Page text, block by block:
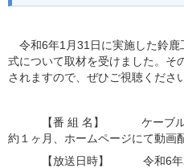
令和6年1月31日に実施した鈴
式について取材を受けました。そ
されますので、ぜひご視聴くださ
【番 組 名】 ケーブル
約１ヶ月、ホームページにて動画
【放送日時】 令和6年2